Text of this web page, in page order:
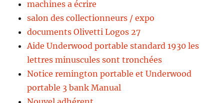
machines a écrire
salon des collectionneurs / expo
documents Olivetti Logos 27
Aide Underwood portable standard 1930 les
lettres minuscules sont tronchées
Notice remington portable et Underwood
portable 3 bank Manual